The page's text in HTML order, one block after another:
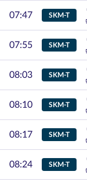
07:47 SKM-T
07:55 SKM-T
08:03 SKM-T
08:10 SKM-T
08:17 SKM-T
08:24 SKM-T